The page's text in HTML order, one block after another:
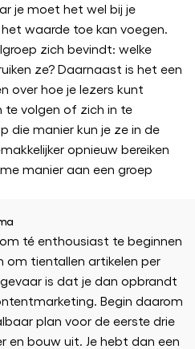
je moet het wel bij je
waarde toe kan voegen.
zich bevindt: welke
ze? Daarnaast is het een
over hoe je lezers kunt
te volgen of zich in te
die manier kun je ze in de
opnieuw bereiken
manier aan een groep
té enthousiast te beginnen
om tientallen artikelen per
is dat je dan opbrandt
Begin daarom
plan voor de eerste drie
en bouw uit. Je hebt dan een